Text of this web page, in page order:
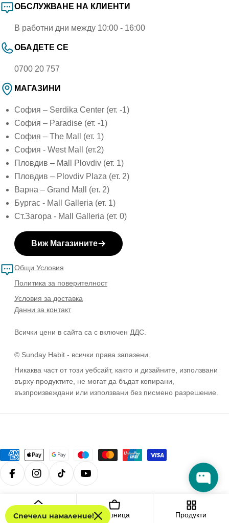
ОБСЛУЖВАНЕ НА КЛИЕНТИ
В работни дни между 10:00 - 16:00
ОБАДЕТЕ СЕ
0700 20 757
МАГАЗИНИ
София – Serdika Center (ет. -1)
София – Paradise (ет. -1)
София – The Mall (ет. 1)
София - West Mall (ет.2)
Пловдив – Mall Plovdiv (ет. 1)
Пловдив – Plovdiv Plaza (ет. 2)
Варна – Grand Mall (ет. 2)
Бургас - Mall Galleria (ет. 1)
Ст.Загора - Mall Galleria (ет. 0)
Виж Магазините
Общи Условия
Политика за поверителност
Условия за доставка
Данни за контакт
Всички цени в сайта са с включен ДДС.
© Sunday Habit - всички права запазени.
Никаква част от този уебсайт, както и дизайните, използвани
върху продуктите, не могат да бъдат копирани,
възпроизвеждани или използвани без писмено разрешение.
Методи
на
плащане
FacebookInstagram
TikTok YouTube
© 2026Sunday Habit.
Дом Кошница Продукти
Спечели намаление!